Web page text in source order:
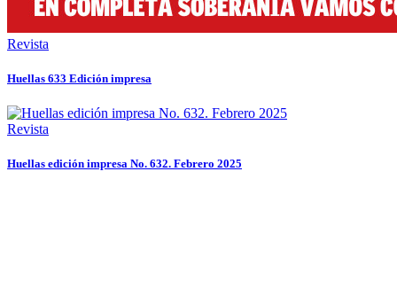
Revista
Huellas 633 Edición impresa
Revista
Huellas edición impresa No. 632. Febrero 2025